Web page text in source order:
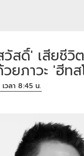
วัสดิ์' เสียชีวิ
ยภาวะ 'ฮีทส
วลา 8:45 น.